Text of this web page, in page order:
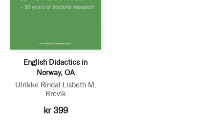
English Didactics in
Norway, OA
Ulrikke Rindal Lisbeth M.
Brevik
kr 399